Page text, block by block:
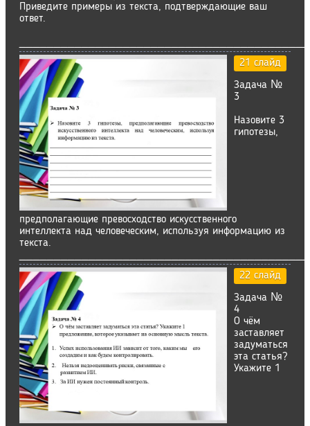
Приведите примеры из текста, подтверждающие ваш
ответ.
21 слайд
Задача №
3
Назовите 3
гипотезы,
предполагающие превосходство искусственного
интеллекта над человеческим, используя информацию из
текста.
22 слайд
Задача №
4
О чём
заставляет
задуматься
эта статья?
Укажите 1